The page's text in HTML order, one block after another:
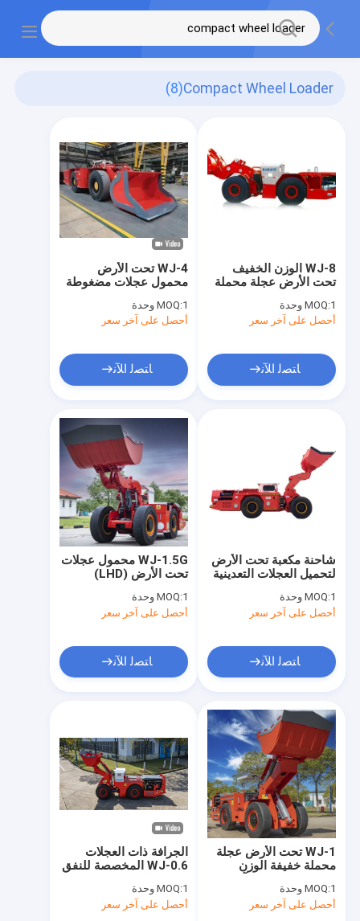
Compact Wheel Loader
(8)
WJ-4 تحت الأرض
محمول عجلات مضغوطة
قمامة
MOQ:1 وحدة
أحصل على آخر سعر
ﺎﺘﺼﻟ ﺍﻶﻧ
WJ-8 الوزن الخفيف
تحت الأرض عجلة محملة
نقل قمامة آلة
MOQ:1 وحدة
أحصل على آخر سعر
ﺎﺘﺼﻟ ﺍﻶﻧ
WJ-1.5G محمول عجلات
تحت الأرض (LHD)
MOQ:1 وحدة
أحصل على آخر سعر
ﺎﺘﺼﻟ ﺍﻶﻧ
شاحنة مكعبة تحت الأرض
لتحميل العجلات التعدينية
MOQ:1 وحدة
أحصل على آخر سعر
ﺎﺘﺼﻟ ﺍﻶﻧ
الجرافة ذات العجلات
WJ-0.6 المخصصة للنفق
التحميل 0.6 متر مكعب)
MOQ:1 وحدة
أحصل على آخر سعر
WJ-1 تحت الأرض عجلة
محملة خفيفة الوزن
للتعدين الصخري الصلب
MOQ:1 وحدة
أحصل على آخر سعر